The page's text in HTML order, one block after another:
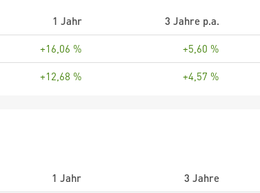
1 Jahr 3 Jahre p.a.
+16,06 % +5,60 %
+12,68 % +4,57 %
1 Jahr 3 Jahre